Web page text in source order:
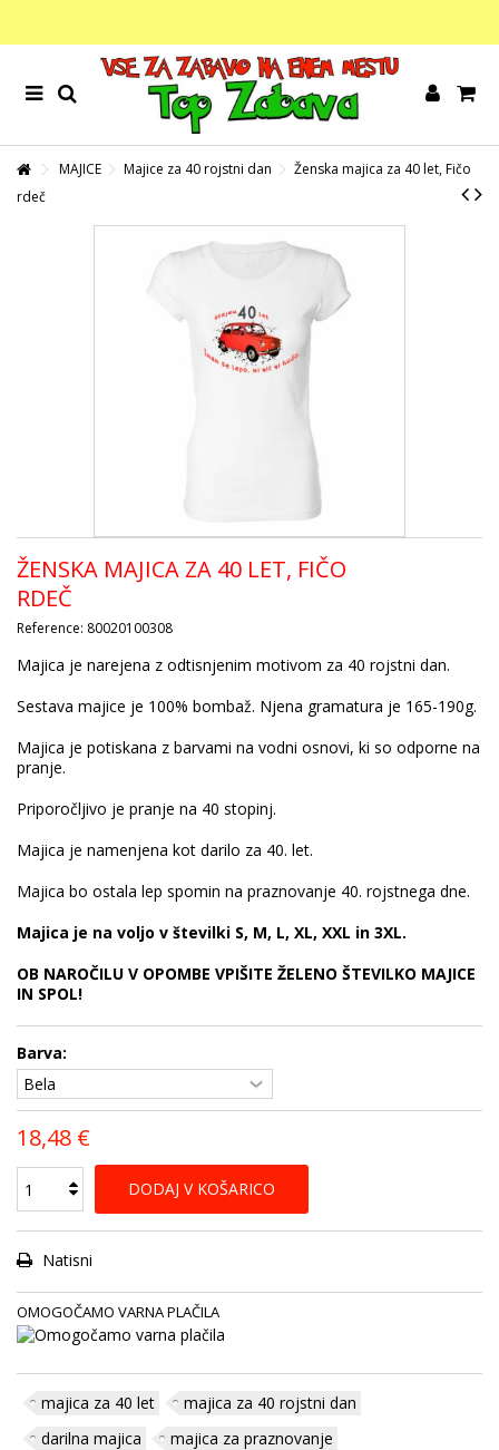
MAJICE Majice za 40 rojstni dan
Ženska majica za 40 let, Fičo
rdeč
ŽENSKA MAJICA ZA 40 LET, FIČO
RDEČ
Reference: 80020100308
Majica je narejena z odtisnjenim motivom za 40 rojstni dan.
Sestava majice je 100% bombaž. Njena gramatura je 165-190g.
Majica je potiskana z barvami na vodni osnovi, ki so odporne na
pranje.
Priporočljivo je pranje na 40 stopinj.
Majica je namenjena kot darilo za 40. let.
Majica bo ostala lep spomin na praznovanje 40. rojstnega dne.
Majica je na voljo v številki S, M, L, XL, XXL in 3XL.
OB NAROČILU V OPOMBE VPIŠITE ŽELENO ŠTEVILKO MAJICE
IN SPOL!
Barva:
18,48 €
DODAJ V KOŠARICO
Natisni
OMOGOČAMO VARNA PLAČILA
majica za 40 let
majica za 40 rojstni dan
darilna majica
majica za praznovanje